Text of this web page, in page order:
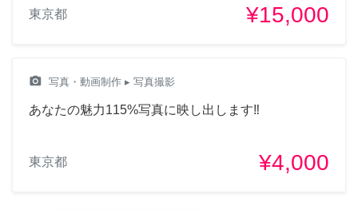
東京都 ¥15,000
camera_alt 写真・動画制作 ▸ 写真撮影
あなたの魅力115%写真に映し出します‼
東京都 ¥4,000